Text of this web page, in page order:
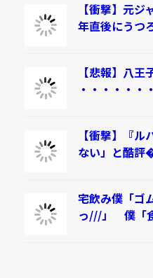
【衝撃】元
年直後にうつ
【悲報】八王
・・・・・・
【衝撃】『
ない」と酷評
宅飲み僕「ゴ
っ///」 僕「